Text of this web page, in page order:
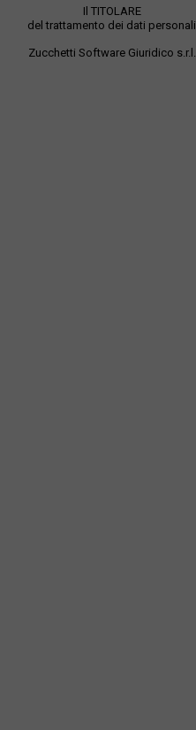
Il TITOLARE
del trattamento dei dati personali
Zucchetti Software Giuridico s.r.l.